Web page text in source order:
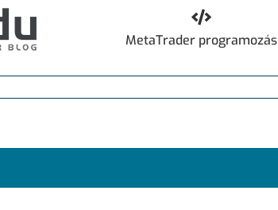
MetaTrader programozás